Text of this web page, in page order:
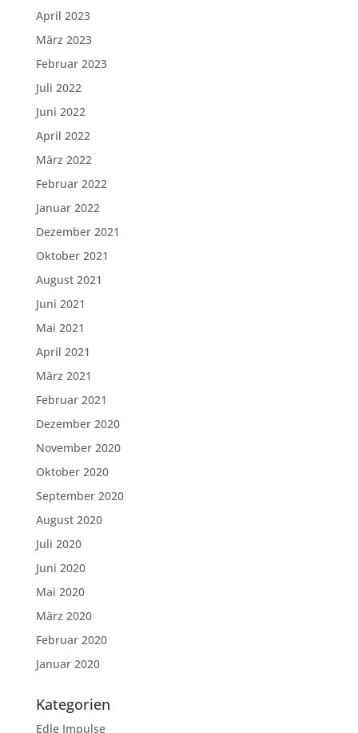
April 2023
März 2023
Februar 2023
Juli 2022
Juni 2022
April 2022
März 2022
Februar 2022
Januar 2022
Dezember 2021
Oktober 2021
August 2021
Juni 2021
Mai 2021
April 2021
März 2021
Februar 2021
Dezember 2020
November 2020
Oktober 2020
September 2020
August 2020
Juli 2020
Juni 2020
Mai 2020
März 2020
Februar 2020
Januar 2020
Kategorien
Edle Impulse